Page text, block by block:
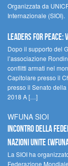
Organizzata da
Internazionale (SIOI).
Leaders for
Dopo il supporto del
l’associazione
conflitti armati nel
Capitolare presso il
presso il Senato
2018 A […]
WFUNA SIOI
Incontro della
Nazioni Unite
La SIOI ha
Federazione